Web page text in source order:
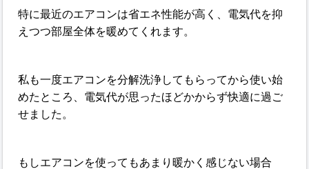
特に最近のエアコンは省エネ性能が高く、電気代を抑
えつつ部屋全体を暖めてくれます。
私も一度エアコンを分解洗浄してもらってから使い始
めたところ、電気代が思ったほどかからず快適に過ご
せました。
もしエアコンを使ってもあまり暖かく感じない場合